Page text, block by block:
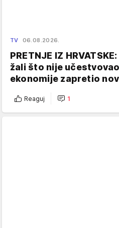
TV 06.08.2026.
PRETNJE IZ
žali što nije
ekonomije zapretio
Reaguj 1